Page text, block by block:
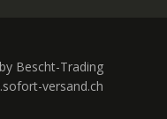
Bescht-Trading
versand.ch